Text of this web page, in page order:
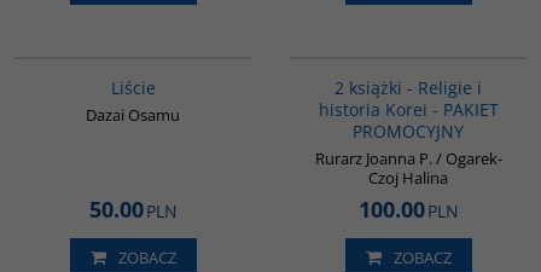
Liście
Dazai Osamu
50.00PLN
ZOBACZ
2 książki - Religie i
historia Korei - PAKIET
PROMOCYJNY
Rurarz Joanna P. / Ogarek-
Czoj Halina
100.00PLN
ZOBACZ